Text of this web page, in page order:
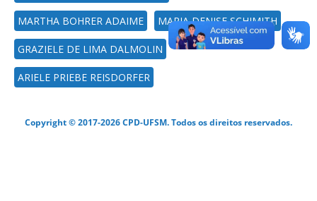
MARTHA BOHRER ADAIME MARIA DENISE SCHIMITH
GRAZIELE DE LIMA DALMOLIN
ARIELE PRIEBE REISDORFER
Copyright © 2017-2026 CPD-UFSM. Todos os direitos reservados.